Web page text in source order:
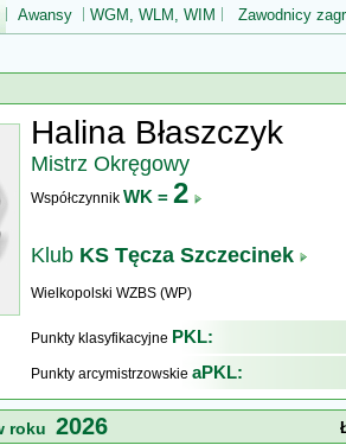
Awansy WGM, WLM, WIM Zawodnicy
Halina Błaszczyk
Mistrz Okręgowy
Współczynnik WK = 2
Klub KS Tęcza Szczecinek
Wielkopolski WZBS (WP)
Punkty klasyfikacyjne PKL:
Punkty arcymistrzowskie aPKL:
roku 2026